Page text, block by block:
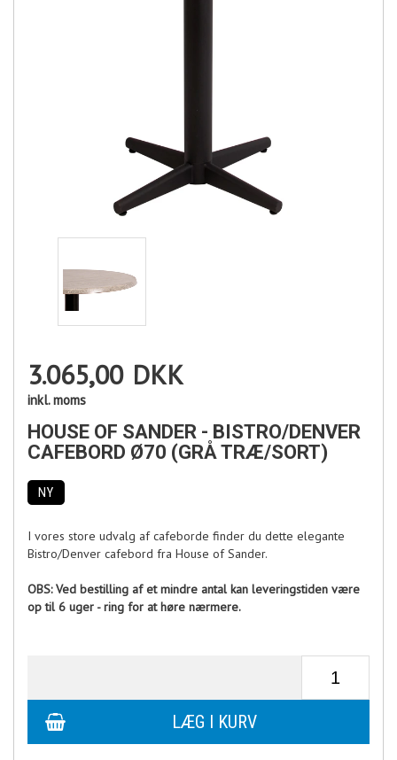
3.065,00 DKK
inkl. moms
HOUSE OF SANDER - BISTRO/DENVER
CAFEBORD Ø70 (GRÅ TRÆ/SORT)
NY
I vores store udvalg af cafeborde finder du dette elegante
Bistro/Denver cafebord fra House of Sander.
OBS: Ved bestilling af et mindre antal kan leveringstiden være
op til 6 uger - ring for at høre nærmere.